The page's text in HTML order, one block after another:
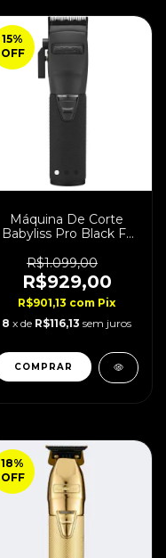
15%
OFF
Máquina De Corte
Babyliss Pro Black Fx
R$1.099,00
R$929,00
R$901,13 com Pix
8 x de R$116,13 sem juros
18%
OFF